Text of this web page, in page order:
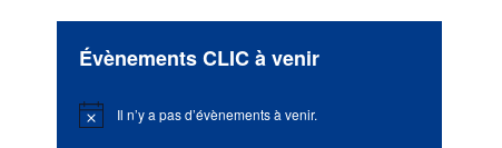
Évènements CLIC à venir
Notice Il n’y a pas d’évènements à venir.